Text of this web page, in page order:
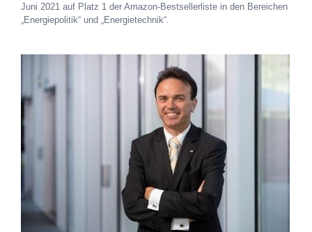
Juni 2021 auf Platz 1 der Amazon-Bestsellerliste in den Bereichen
„Energiepolitik“ und „Energietechnik“.